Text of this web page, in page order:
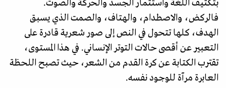
بتكثيف اللغة واستثمار الجسد والحركة والصوت.
فالركض، والاصطدام، والهتاف، والصمت الذي يسبق
الهدف، كلها تتحول في النص إلى صور شعرية قادرة على
التعبير عن أقصى حالات التوتر الإنساني. في هذا المستوى،
تقترب الكتابة عن كرة القدم من الشعر، حيث تصبح اللحظة
العابرة مرآة للوجود نفسه.